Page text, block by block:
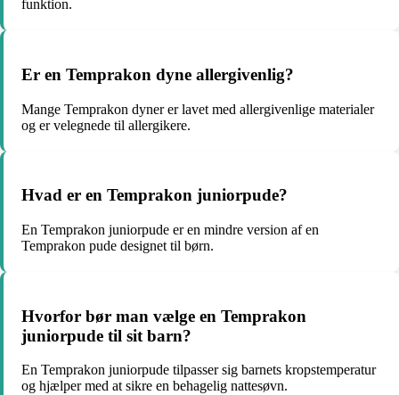
funktion.
Er en Temprakon dyne allergivenlig?
Mange Temprakon dyner er lavet med allergivenlige materialer
og er velegnede til allergikere.
Hvad er en Temprakon juniorpude?
En Temprakon juniorpude er en mindre version af en
Temprakon pude designet til børn.
Hvorfor bør man vælge en Temprakon
juniorpude til sit barn?
En Temprakon juniorpude tilpasser sig barnets kropstemperatur
og hjælper med at sikre en behagelig nattesøvn.